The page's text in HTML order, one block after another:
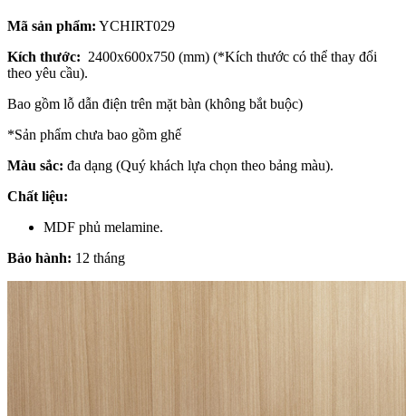
Mã sản phẩm: YCHIRT029
Kích thước: 2400x600x750 (mm) (*Kích thước có thể thay đổi
theo yêu cầu).
Bao gồm lỗ dẫn điện trên mặt bàn (không bắt buộc)
*Sản phẩm chưa bao gồm ghế
Màu sắc: đa dạng (Quý khách lựa chọn theo bảng màu).
Chất liệu:
MDF phủ melamine.
Bảo hành: 12 tháng